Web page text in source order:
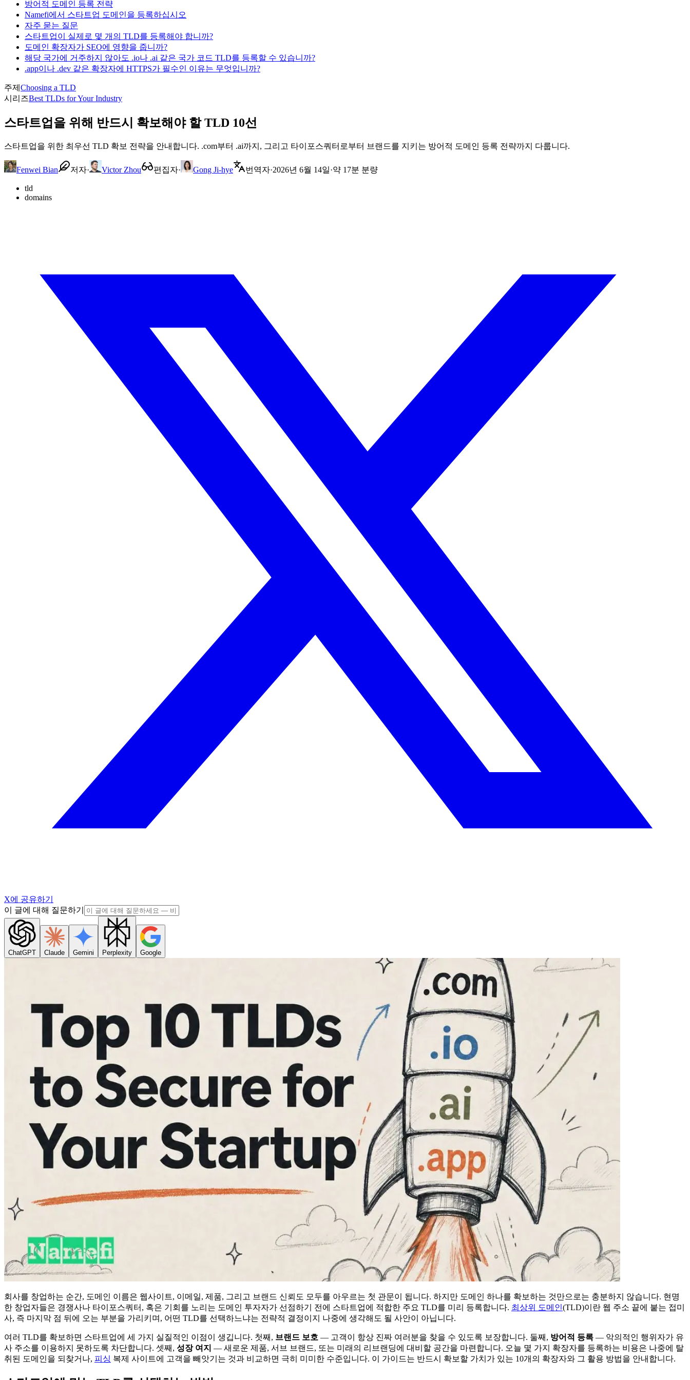
방어적 도메인 등록 전략
Namefi에서 스타트업 도메인을 등록하십시오
자주 묻는 질문
스타트업이 실제로 몇 개의 TLD를 등록해야 합니까?
도메인 확장자가 SEO에 영향을 줍니까?
해당 국가에 거주하지 않아도 .io나 .ai 같은 국가 코드 TLD를 등록할 수 있습니까?
.app이나 .dev 같은 확장자에 HTTPS가 필수인 이유는 무엇입니까?
주제 Choosing a TLD
시리즈Best TLDs for Your Industry
스타트업을 위해 반드시 확보해야 할 TLD 10선
스타트업을 위한 최우선 TLD 확보 전략을 안내합니다. .com부터 .ai까지, 그리고 타이포스쿼터로부터 브랜드를 지키는 방어적 도메인 등록 전략까지 다룹니다.
Fenwei Bian 저자· Victor Zhou 편집자· Gong Ji-hye 번역자·2026년 6월 14일·약 17분 분량
tld
domains
X에 공유하기
이 글에 대해 질문하기
ChatGPT Claude Gemini Perplexity Google
회사를 창업하는 순간, 도메인 이름은 웹사이트, 이메일, 제품, 그리고 브랜드 신뢰도 모두를 아우르는 첫 관문이 됩니다. 하지만 도메인 하나를 확보하는 것만으로는 충분하지 않습니다. 현명
한 창업자들은 경쟁사나 타이포스쿼터, 혹은 기회를 노리는 도메인 투자자가 선점하기 전에 스타트업에 적합한 주요 TLD를 미리 등록합니다. 최상위 도메인(TLD)이란 웹 주소 끝에 붙는 접미
사, 즉 마지막 점 뒤에 오는 부분을 가리키며, 어떤 TLD를 선택하느냐는 전략적 결정이지 나중에 생각해도 될 사안이 아닙니다.
여러 TLD를 확보하면 스타트업에 세 가지 실질적인 이점이 생깁니다. 첫째, 브랜드 보호 — 고객이 항상 진짜 여러분을 찾을 수 있도록 보장합니다. 둘째, 방어적 등록 — 악의적인 행위자가 유
사 주소를 이용하지 못하도록 차단합니다. 셋째, 성장 여지 — 새로운 제품, 서브 브랜드, 또는 미래의 리브랜딩에 대비할 공간을 마련합니다. 오늘 몇 가지 확장자를 등록하는 비용은 나중에 탈
취된 도메인을 되찾거나, 피싱 복제 사이트에 고객을 빼앗기는 것과 비교하면 극히 미미한 수준입니다. 이 가이드는 반드시 확보할 가치가 있는 10개의 확장자와 그 활용 방법을 안내합니다.